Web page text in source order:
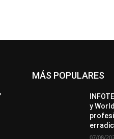
MÁS POPULARES
All Destacado
y
07/08/